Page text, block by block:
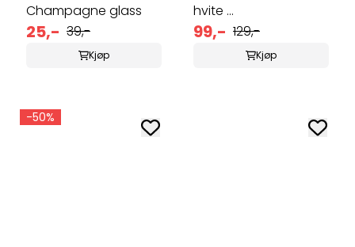
Champagne glass
25,- 39,-
Kjøp
hvite ...
99,- 129,-
Kjøp
-50%